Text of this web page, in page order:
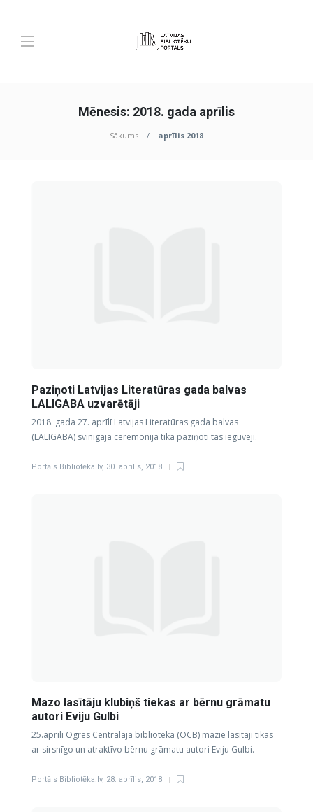
Mēnesis: 2018. gada aprīlis
Sākums aprīlis 2018
Paziņoti Latvijas Literatūras gada balvas
LALIGABA uzvarētāji
2018. gada 27. aprīlī Latvijas Literatūras gada balvas
(LALIGABA) svinīgajā ceremonijā tika paziņoti tās ieguvēji.
Portāls Bibliotēka.lv, 30. aprīlis, 2018
Mazo lasītāju klubiņš tiekas ar bērnu grāmatu
autori Eviju Gulbi
25.aprīlī Ogres Centrālajā bibliotēkā (OCB) mazie lasītāji tikās
ar sirsnīgo un atraktīvo bērnu grāmatu autori Eviju Gulbi.
Portāls Bibliotēka.lv, 28. aprīlis, 2018